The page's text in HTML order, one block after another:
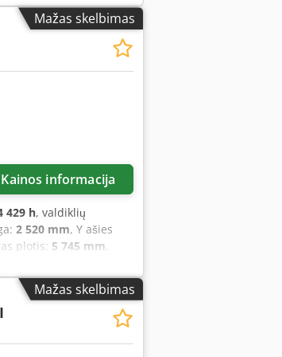
Mažas skelbimas
Kainos informacija
429 h, valdiklių
2 520 mm, Y ašies
plotis: 5 745 mm,
mm, o galingas 3 500
10 mm. Staklių
kg sveriančius
„AMADA LC2415
• Valdymas:
Mažas skelbimas